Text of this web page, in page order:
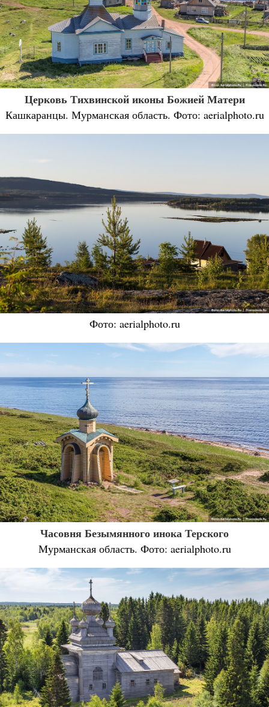
Церковь Тихвинской иконы Божией Матери
Кашкаранцы. Мурманская область. Фото: aerialphoto.ru
Фото: aerialphoto.ru
Часовня Безымянного инока Терского
Мурманская область. Фото: aerialphoto.ru